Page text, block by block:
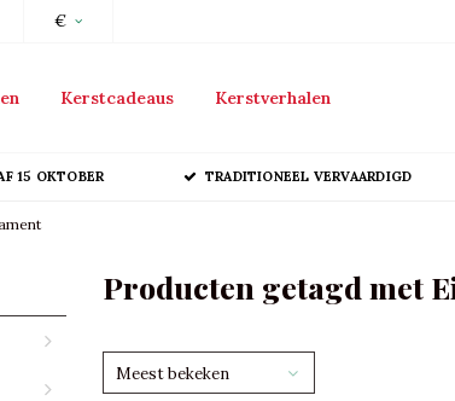
€
Kerstcadeaus Kerstverhalen
15 OKTOBER TRADITIONEEL VERVAARDIGD
Producten getagd met
Meest bekeken